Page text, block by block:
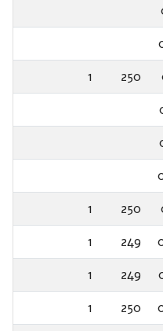
250
1
250
1
249
1
249
1
250
1